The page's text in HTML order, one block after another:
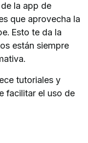
la app de
que aprovecha la
Esto te da la
están siempre
tutoriales y
facilitar el uso de